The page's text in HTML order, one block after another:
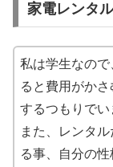
家電レンタ
私は学生なの
ると費用がか
するつもりでい
また、レンタ
る事、自分の性